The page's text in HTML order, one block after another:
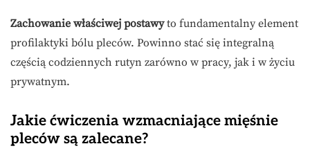
Zachowanie właściwej postawyto fundamentalny element
profilaktyki bólu pleców. Powinno stać się integralną
częścią codziennych rutyn zarówno w pracy, jak i w życiu
prywatnym.
Jakie ćwiczenia wzmacniające mięśnie
pleców są zalecane?